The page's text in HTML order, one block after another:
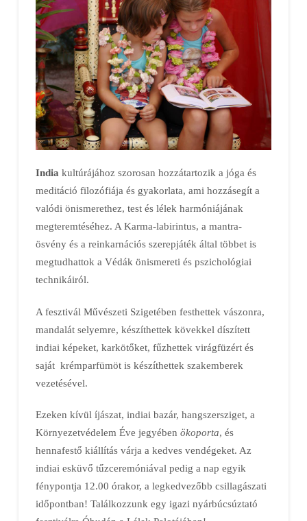
India kultúrájához szorosan hozzátartozik a jóga és
meditáció filozófiája és gyakorlata, ami hozzásegít a
valódi önismerethez, test és lélek harmóniájának
megteremtéséhez. A Karma-labirintus, a mantra-
ösvény és a reinkarnációs szerepjáték által többet is
megtudhattok a Védák önismereti és pszichológiai
technikáiról.
A fesztivál Művészeti Szigetében festhettek vászonra,
mandalát selyemre, készíthettek kövekkel díszített
indiai képeket, karkötőket, fűzhettek virágfüzért és
saját krémparfümöt is készíthettek szakemberek
vezetésével.
Ezeken kívül íjászat, indiai bazár, hangszersziget, a
Környezetvédelem Éve jegyében ökoporta, és
hennafestő kiállítás várja a kedves vendégeket. Az
indiai esküvő tűzceremóniával pedig a nap egyik
fénypontja 12.00 órakor, a legkedvezőbb csillagászati
időpontban! Találkozzunk egy igazi nyárbúcsúztató